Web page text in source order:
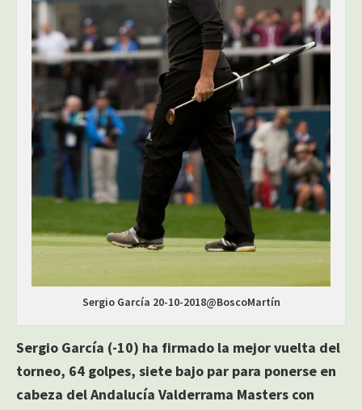
Sergio García 20-10-2018@BoscoMartín
Sergio García (-10) ha firmado la mejor vuelta del
torneo, 64 golpes, siete bajo par para ponerse en
cabeza del Andalucía Valderrama Masters con